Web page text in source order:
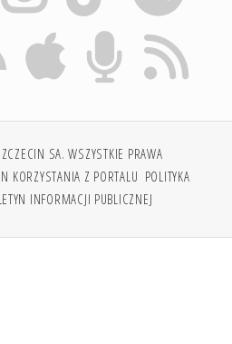
SA. WSZYSTKIE PRAWA
KORZYSTANIA Z PORTALU POLITYKA
INFORMACJI PUBLICZNEJ